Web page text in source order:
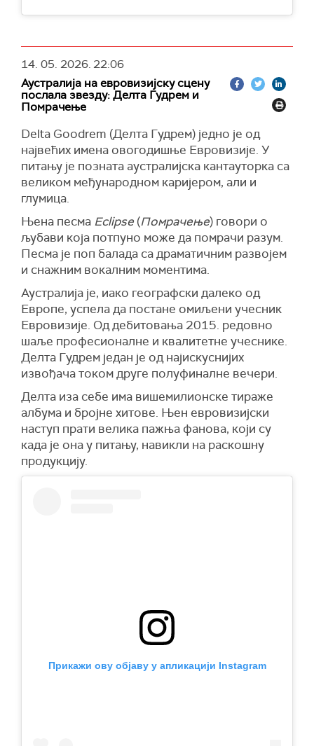
14. 05. 2026.22:06
Аустралија на евровизијску сцену
послала звезду: Делта Гудрем и
Помрачење
Delta Goodrem (Делта Гудрем) једно је од
највећих имена овогодишње Евровизије. У
питању је позната аустралијска кантауторка са
великом међународном каријером, али и
глумица.
Њена песма Eclipse(Помрачење) говори о
љубави која потпуно може да помрачи разум.
Песма је поп балада са драматичним развојем
и снажним вокалним моментима.
Аустралија је, иако географски далеко од
Европе, успела да постане омиљени учесник
Евровизије. Од дебитовања 2015. редовно
шаље професионалне и квалитетне учеснике.
Делта Гудрем један је од најискуснијих
извођача током друге полуфиналне вечери.
Делта иза себе има вишемилионске тираже
албума и бројне хитове. Њен евровизијски
наступ прати велика пажња фанова, који су
када је она у питању, навикли на раскошну
продукцију.
Прикажи ову објаву у апликацији Instagram